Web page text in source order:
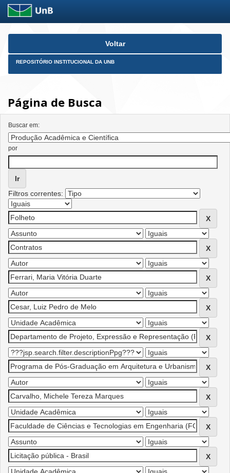
Skip
Voltar
REPOSITÓRIO INSTITUCIONAL DA UNB
Página de Busca
Buscar em:
por
Filtros correntes: